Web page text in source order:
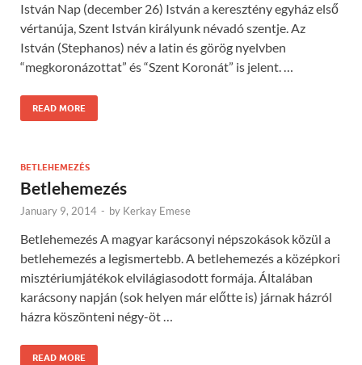
István Nap (december 26) István a keresztény egyház első
vértanúja, Szent István királyunk névadó szentje. Az
István (Stephanos) név a latin és görög nyelvben
“megkoronázottat” és “Szent Koronát” is jelent. …
READ MORE
BETLEHEMEZÉS
Betlehemezés
January 9, 2014 - by Kerkay Emese
Betlehemezés A magyar karácsonyi népszokások közül a
betlehemezés a legismertebb. A betlehemezés a középkori
misztériumjátékok elvilágiasodott formája. Általában
karácsony napján (sok helyen már előtte is) járnak házról
házra köszönteni négy-öt …
READ MORE